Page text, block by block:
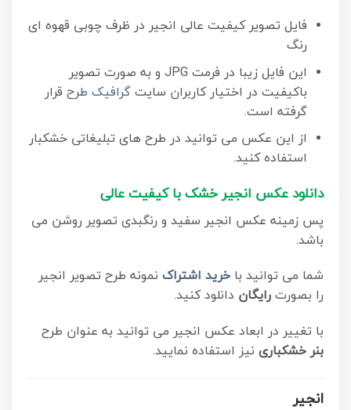
فایل تصویر کیفیت عالی انجیر در ظرف چوبی قهوه ای
رنگ
این فایل زیبا در فرمت JPG و به صورت تصویر
باکیفیت در اختیار کاربران سایت گرافیک طرحقرار
گرفته است.
از این عکس می توانید در طرح های تبلیغاتی خشکبار
استفاده کنید.
دانلود عکس انجیر خشک با کیفیت عالی
پس زمینه عکس انجیر سفید و رنگبدی تصویر روشن می
باشد.
شما می توانید با خرید اشتراک نمونه طرح تصویر انجیر
را بصورت رایگان دانلود کنید.
با تغییر در ابعاد عکس انجیر می توانید به عنوان طرح
بنر خشکباری نیز استفاده نمایید.
انجیر